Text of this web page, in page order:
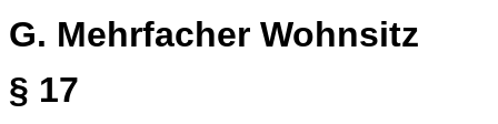
G. Mehrfacher Wohnsitz
§ 17